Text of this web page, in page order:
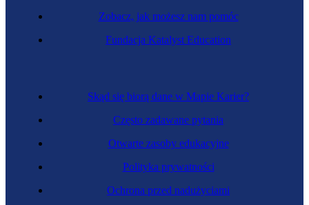
Skąd się biorą dane w Mapie Karier?
Często zadawane pytania
Otwarte zasoby edukacyjne
Polityka prywatności
Ochrona przed nadużyciami
Zobacz, jak możesz nam pomóc
Fundacja Katalyst Education